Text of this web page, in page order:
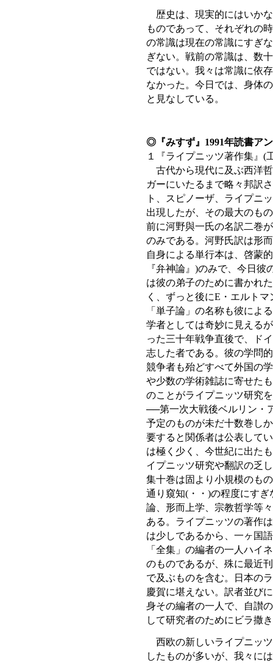
歴史は、現実的にはいか
ものであって、それぞれの
の常識は現在の常識にすぎ
ぎない。戦前の常識は、数
ではない。我々は常識に依
なかった。今日では、身体
と見なしている。
◎『みすず』1991年読書ア
１『ライプニッツ著作集』(
古代から現代に及ぶ西洋
ガーにいたるまで略々邦訳
ト、スピノーザ、ライプニ
出現したが、その最大のも
前に河野與一氏の名訳二巻
のみである。河野氏訳は形
自身による単行本は、啓蒙
『弁神論』)のみで、今日
は彼の弟子のために書かれ
く、ずっと後にE・エルト
「単子論」の名称も彼によ
学者としては奇妙に見える
った三十年戦争直後で、ド
志した者である。彼の学問
競争者も殆どすべて外国の
や少数の学術雑誌に寄せた
のことがライプニッツ研究
──第一次大戦後ベルリン・
予定のものが未だ十数巻し
要すると関係者は公表して
は極く少く、今世紀に出た
イプニッツ研究や翻訳の乏
集十巻は固より小規模のも
通り窺知(・・)の程度にす
論、形而上学、宗教哲学等
ある。ライプニッツの著作
は少しであるから、一ヶ国
「全集」の編者の一人ハイ
のものであるが、殊に最近
で及ぶものを含む。日本の
慶賀に堪えない。訳者並び
身その編者の一人で、自讃
して研究者のためにビラ撒
西欧の新しいライプニッ
したものが多いが、我々に